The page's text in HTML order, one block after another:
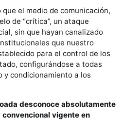
el medio de comunicación,
de “crítica”, un ataque
sin que hayan canalizado
que nuestro
para el control de los
configurándose a todas
y condicionamiento a los
desconoce absolutamente
vigente en